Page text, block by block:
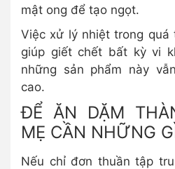
mật ong để tạo ngọt.
Việc xử lý nhiệt trong quá
giúp giết chết bất kỳ vi
những sản phẩm này
cao.
ĐỂ ĂN DẶM
MẸ CẦN NHỮNG
Nếu chỉ đơn thuần tập